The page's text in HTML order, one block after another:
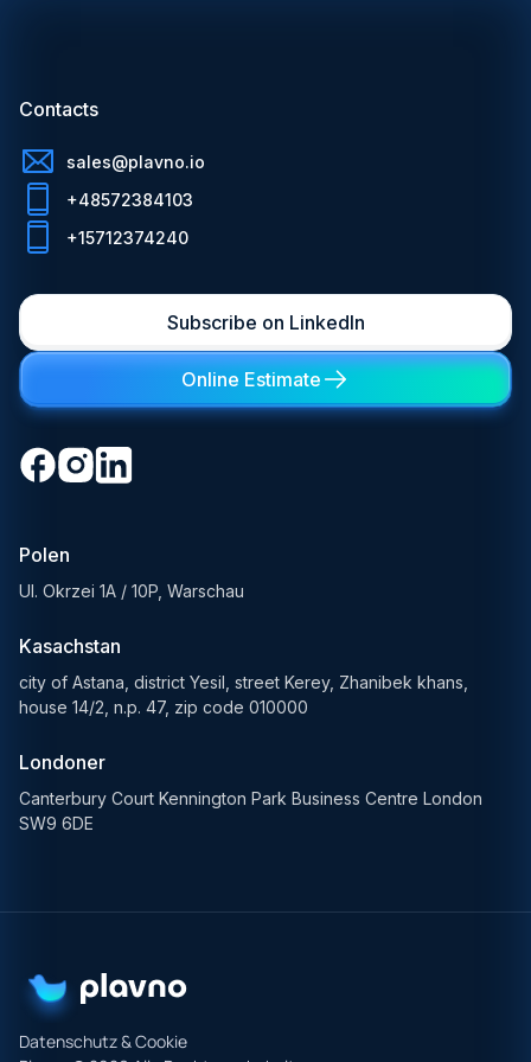
Contacts
sales@plavno.io
+48572384103
+15712374240
Subscribe on LinkedIn
Online Estimate
Polen
Ul. Okrzei 1A / 10P, Warschau
Kasachstan
city of Astana, district Yesil, street Kerey, Zhanibek khans,
house 14/2, n.p. 47, zip code 010000
Londoner
Canterbury Court Kennington Park Business Centre London
SW9 6DE
Datenschutz & Cookie